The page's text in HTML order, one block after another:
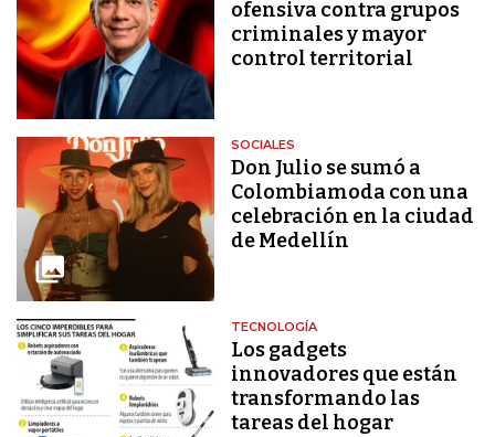
ofensiva contra grupos
criminales y mayor
control territorial
SOCIALES
Don Julio se sumó a
Colombiamoda con una
celebración en la ciudad
de Medellín
TECNOLOGÍA
Los gadgets
innovadores que están
transformando las
tareas del hogar